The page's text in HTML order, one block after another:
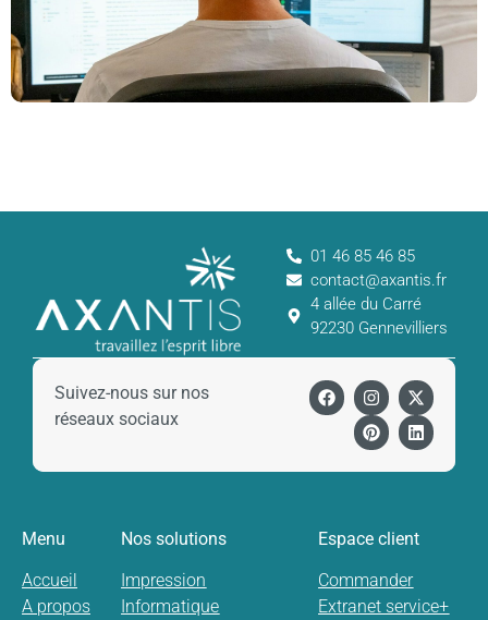
01 46 85 46 85
contact@axantis.fr
4 allée du Carré
92230 Gennevilliers
Suivez-nous sur nos
réseaux sociaux
Menu
Accueil
A propos
Nos solutions
Impression
Informatique
Espace client
Commander
Extranet service+